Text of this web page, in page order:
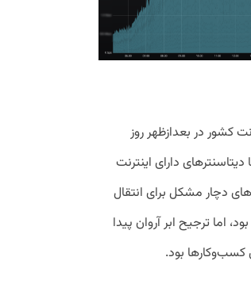
در بعدازظهر روز
دارای اینترنت
دچار مشکل برای انتقال
اما ترجیح ابر آروان پیدا
کسب‌وکارها بود.